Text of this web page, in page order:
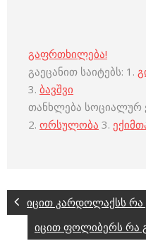
გაფრთხილება!
გაეცანით საიტებს: 1.
3. ბავშვი
თანხლება სოციალურ
2. ორსულობა 3.
იცით კარდოლაქსს რა
იცით ფოლიბერს რა